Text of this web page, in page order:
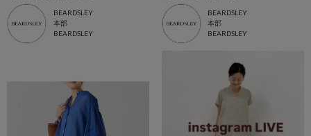
BEARDSLEY
本部
BEARDSLEY
BEARDSLEY
本部
BEARDSLEY